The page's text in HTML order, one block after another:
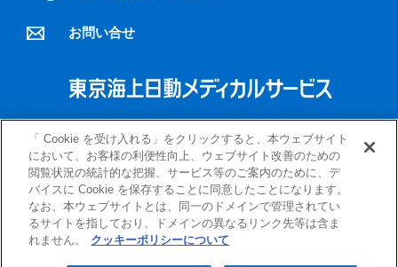
お問い合せ
プライバシーポリシー クッキーポリシー
「 Cookie を受け入れる」をクリックすると、本ウェブサイト
において、お客様の利便性向上、ウェブサイト改善のための
閲覧状況の統計的な把握、サービス等のご案内のために、デ
バイスに Cookie を保存することに同意したことになります。
なお、本ウェブサイトとは、同一のドメインで管理されてい
るサイトを指しており、ドメインの異なるリンク先等は含ま
れません。
クッキーポリシーについて